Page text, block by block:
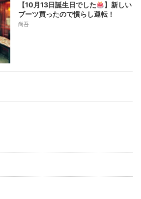
【10月13日誕生日でした
】新しい
ブーツ買ったので慣らし運転！
尚吾